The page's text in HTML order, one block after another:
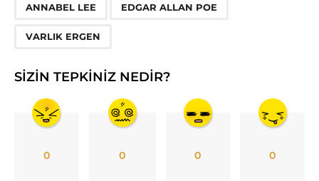
ANNABEL LEE EDGAR ALLAN POE
VARLIK ERGEN
SIZIN TEPKINIZ NEDIR?
0 0 0 0